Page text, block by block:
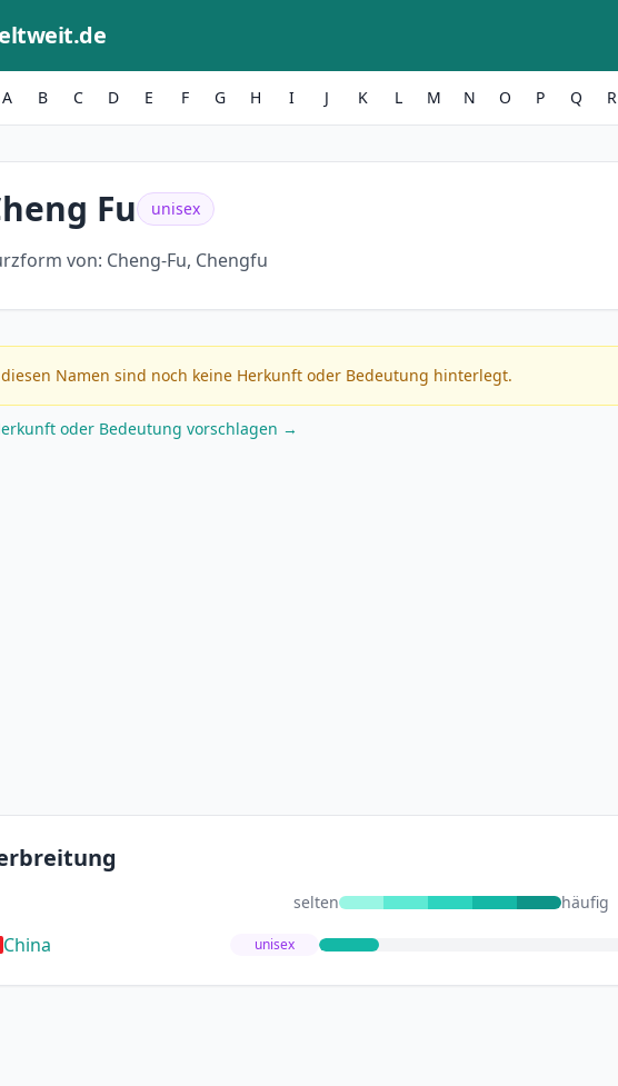
A B C D E F G H I J K L M N O P Q R
Fu unisex
von: Cheng-Fu, Chengfu
Namen sind noch keine Herkunft oder Bedeutung hinterlegt.
oder Bedeutung vorschlagen →
selten häufig
China unisex